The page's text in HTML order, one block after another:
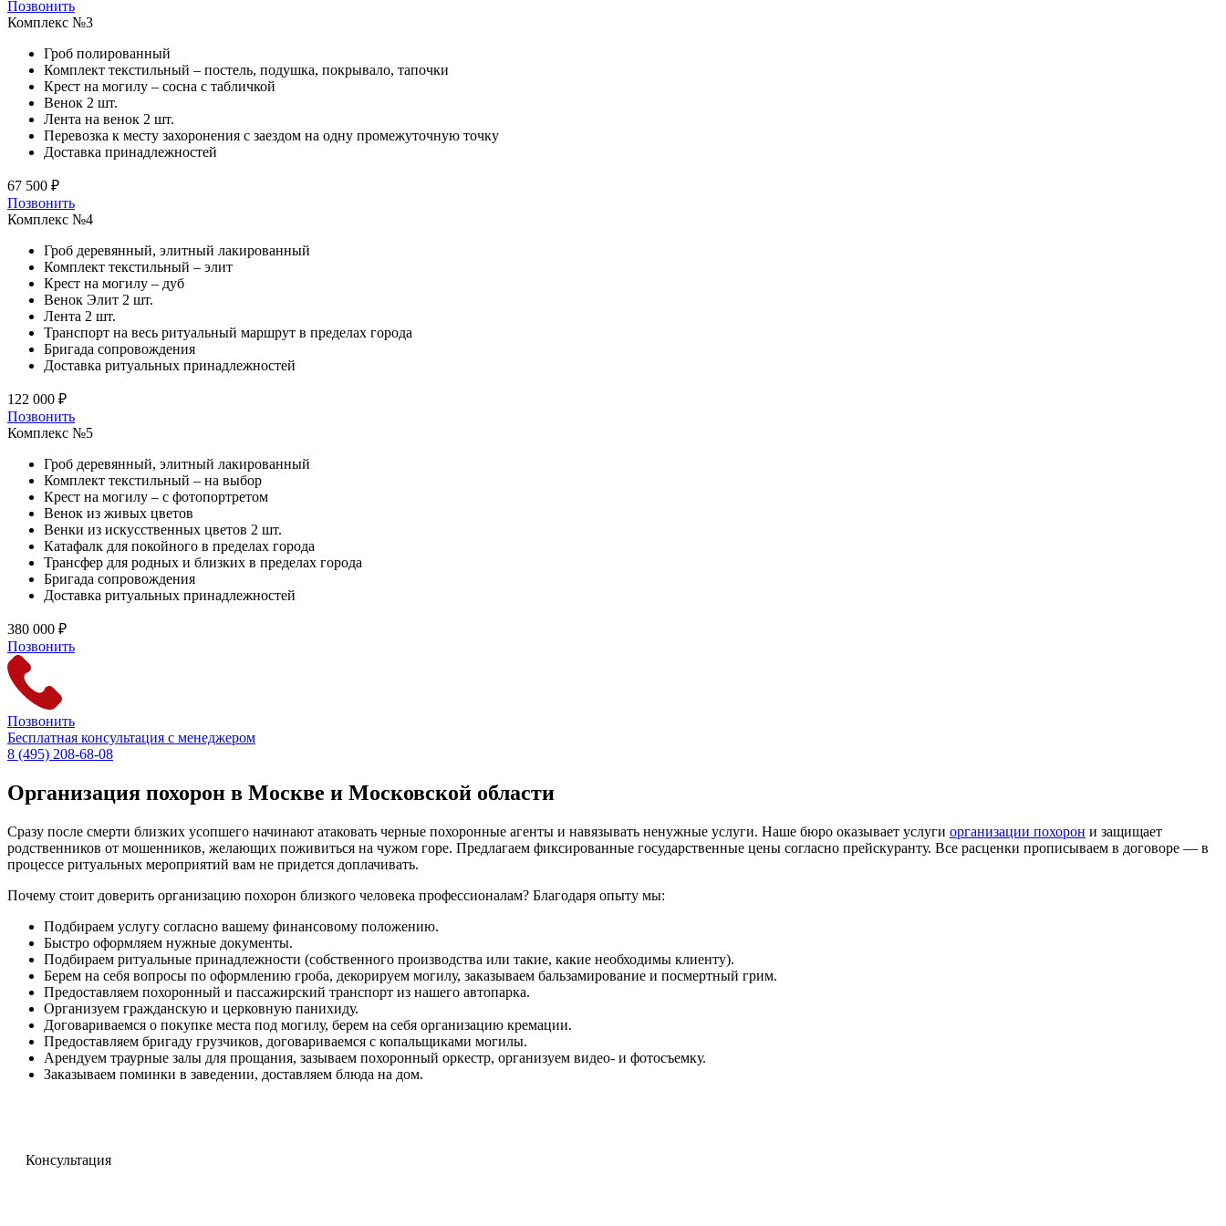
Позвонить
Комплекс №3
Гроб полированный
Комплект текстильный – постель, подушка, покрывало, тапочки
Крест на могилу – сосна с табличкой
Венок 2 шт.
Лента на венок 2 шт.
Перевозка к месту захоронения с заездом на одну промежуточную точку
Доставка принадлежностей
67 500 ₽
Позвонить
Комплекс №4
Гроб деревянный, элитный лакированный
Комплект текстильный – элит
Крест на могилу – дуб
Венок Элит 2 шт.
Лента 2 шт.
Транспорт на весь ритуальный маршрут в пределах города
Бригада сопровождения
Доставка ритуальных принадлежностей
122 000 ₽
Позвонить
Комплекс №5
Гроб деревянный, элитный лакированный
Комплект текстильный – на выбор
Крест на могилу – с фотопортретом
Венок из живых цветов
Венки из искусственных цветов 2 шт.
Катафалк для покойного в пределах города
Трансфер для родных и близких в пределах города
Бригада сопровождения
Доставка ритуальных принадлежностей
380 000 ₽
Позвонить
Позвонить
Бесплатная консультация с менеджером
8 (495) 208-68-08
Организация похорон в Москве и Московской области
Сразу после смерти близких усопшего начинают атаковать черные похоронные агенты и навязывать ненужные услуги. Наше бюро оказывает услуги организации похорон и защищает
родственников от мошенников, желающих поживиться на чужом горе. Предлагаем фиксированные государственные цены согласно прейскуранту. Все расценки прописываем в договоре — в
процессе ритуальных мероприятий вам не придется доплачивать.
Почему стоит доверить организацию похорон близкого человека профессионалам? Благодаря опыту мы:
Подбираем услугу согласно вашему финансовому положению.
Быстро оформляем нужные документы.
Подбираем ритуальные принадлежности (собственного производства или такие, какие необходимы клиенту).
Берем на себя вопросы по оформлению гроба, декорируем могилу, заказываем бальзамирование и посмертный грим.
Предоставляем похоронный и пассажирский транспорт из нашего автопарка.
Организуем гражданскую и церковную панихиду.
Договариваемся о покупке места под могилу, берем на себя организацию кремации.
Предоставляем бригаду грузчиков, договариваемся с копальщиками могилы.
Арендуем траурные залы для прощания, зазываем похоронный оркестр, организуем видео- и фотосъемку.
Заказываем поминки в заведении, доставляем блюда на дом.
Консультация